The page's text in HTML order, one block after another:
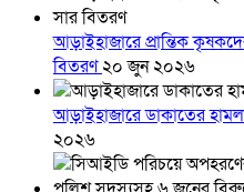
আড়াইহাজারে প্রান্তিক
বিতরণ২০ জুন ২০২৬
আড়াইহাজারে ডাকাতের
২০২৬